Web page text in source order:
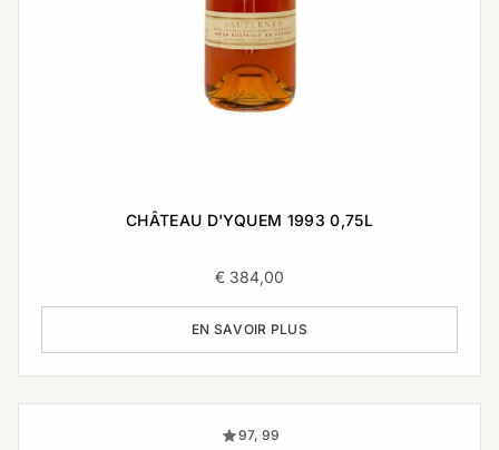
CHÂTEAU D'YQUEM 1993 0,75L
€ 384,00
EN SAVOIR PLUS
97, 99